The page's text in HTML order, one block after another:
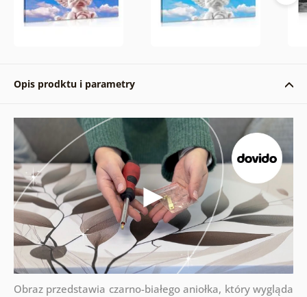
Opis prodktu i parametry
Obraz przedstawia czarno-białego aniołka, który wygląda